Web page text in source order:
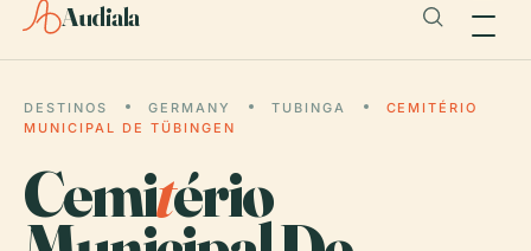
Audiala
DESTINOS GERMANY TUBINGA
CEMITÉRIO
MUNICIPAL DE TÜBINGEN
Cemitério